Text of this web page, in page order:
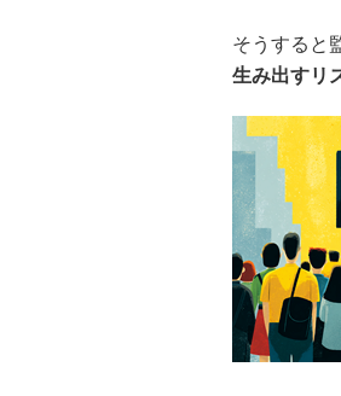
そうすると
生み出すリ